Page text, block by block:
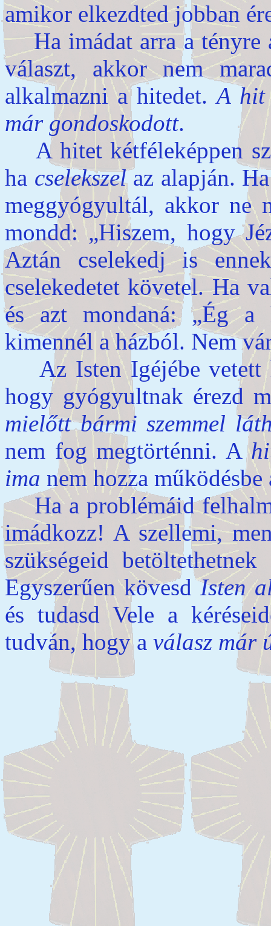
amikor elkezdted jobban
Ha imádat arra a tényre
választ, akkor nem
alkalmazni a hitedet.A hit
már gondoskodott.
A hitet kétféleképpen
ha cselekszelaz alapján.
meggyógyultál, akkor ne
mondd: „Hiszem, hogy
Aztán cselekedj is
cselekedetet követel. Ha
és azt mondaná: „Ég a
kimennél a házból. Nem
Az Isten Igéjébe vetett
hogy gyógyultnak érezd
mielőtt bármi szemmel
nem fog megtörténni. A
ima nem hozza működésbe
Ha a problémáid
imádkozz! A szellemi,
szükségeid
Egyszerűen kövesdIsten
és tudasd Vele a
tudván, hogy a válasz már